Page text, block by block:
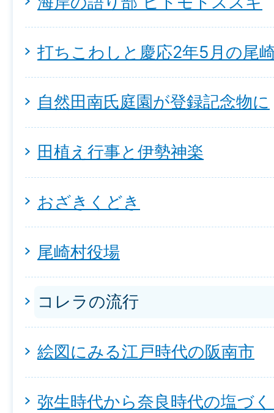
打ちこわしと慶応2年5月の尾
自然田南氏庭園が登録記念物に
田植え行事と伊勢神楽
おざきくどき
尾崎村役場
コレラの流行
絵図にみる江戸時代の阪南市
弥生時代から奈良時代の塩づ